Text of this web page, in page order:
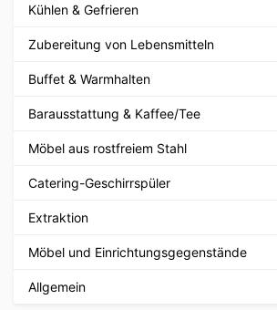
Kühlen & Gefrieren
Zubereitung von Lebensmitteln
Buffet & Warmhalten
Barausstattung & Kaffee/Tee
Möbel aus rostfreiem Stahl
Catering-Geschirrspüler
Extraktion
Möbel und Einrichtungsgegenstände
Allgemein